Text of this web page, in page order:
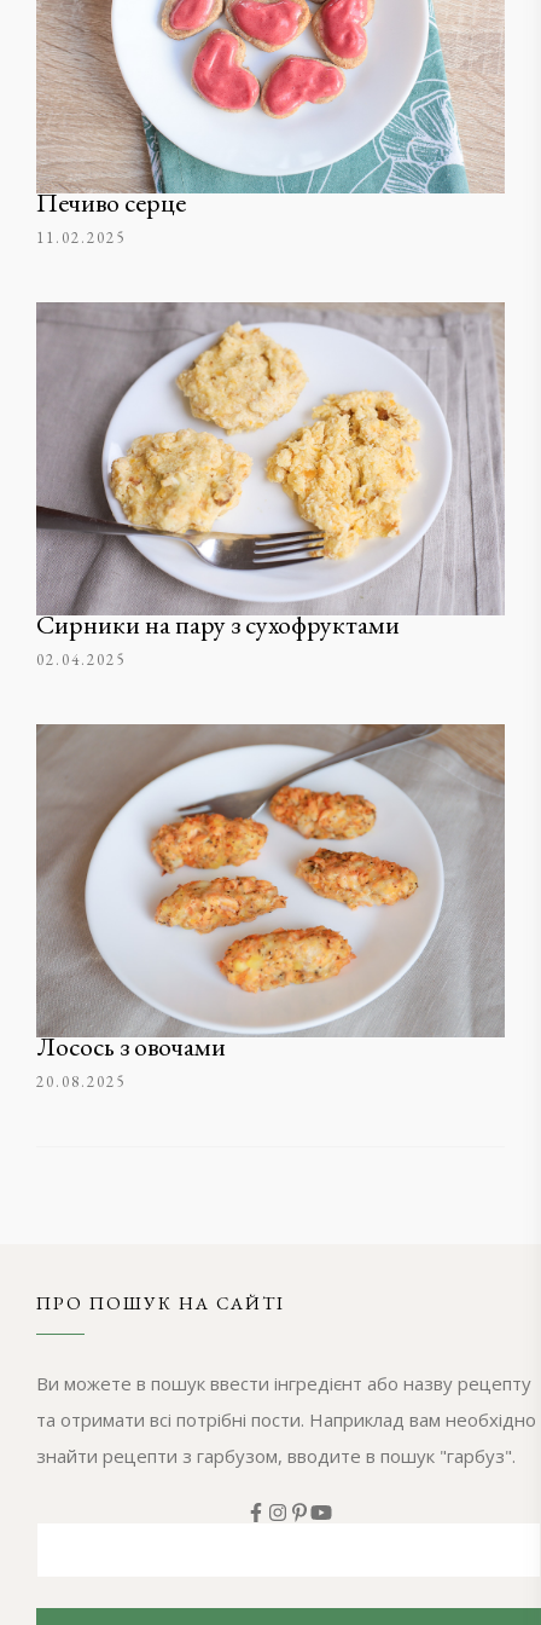
Печиво серце
11.02.2025
Сирники на пару з сухофруктами
02.04.2025
Лосось з овочами
20.08.2025
ПРО ПОШУК НА САЙТІ
Ви можете в пошук ввести інгредієнт або назву рецепту
та отримати всі потрібні пости. Наприклад вам необхідно
знайти рецепти з гарбузом, вводите в пошук "гарбуз".